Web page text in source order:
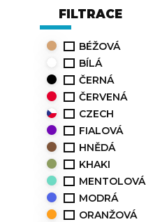
FILTRACE
BÉŽOVÁ
BÍLÁ
ČERNÁ
ČERVENÁ
CZECH
FIALOVÁ
HNĚDÁ
KHAKI
MENTOLOVÁ
MODRÁ
ORANŽOVÁ